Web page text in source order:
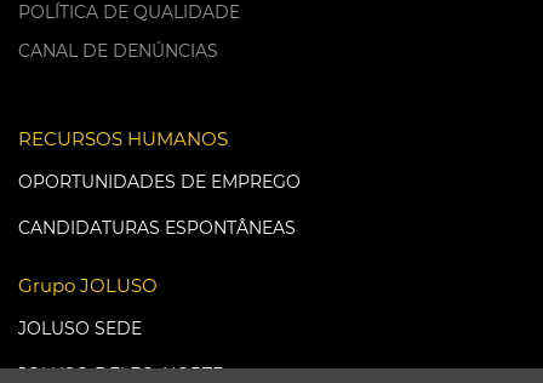
POLÍTICA DE QUALIDADE
CANAL DE DENÚNCIAS
RECURSOS HUMANOS
OPORTUNIDADES DE EMPREGO
CANDIDATURAS ESPONTÂNEAS
Grupo JOLUSO
JOLUSO SEDE
JOLUSO DELEG. NORTE